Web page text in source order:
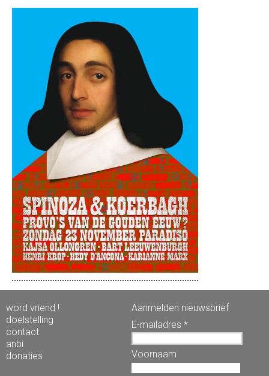
word vriend !
doelstelling
contact
anbi
donaties
Aanmelden nieuwsbrief
E-mailadres *
Voornaam